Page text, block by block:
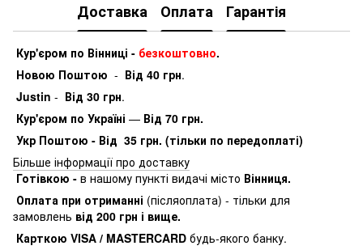
Доставка Оплата Гарантія
Кур'єром по Вінниці - безкоштовно.
Новою Поштою - Від 40 грн.
Justin - Від 30 грн.
Кур'єром по Україні — Від 70 грн.
Укр Поштою - Від 35 грн. (тільки по передоплаті)
Більше інформації про доставку
Готівкою - в нашому пункті видачі місто Вінниця.
Оплата при отриманні (післяоплата) - тільки для
замовлень від 200 грн і вище.
Карткою VISA / MASTERCARD будь-якого банку.